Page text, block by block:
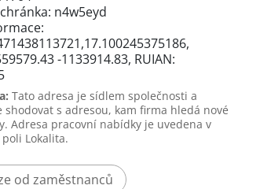
n4w5eyd
-1133914.83, RUIAN:
Tato adresa je sídlem společnosti a
shodovat s adresou, kam firma hledá nové
Adresa pracovní nabídky je uvedena v
Lokalita.
od zaměstnanců